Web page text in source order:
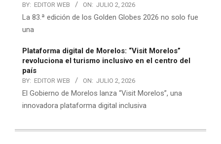
BY: EDITOR WEB ON: JULIO 2, 2026
La 83.ª edición de los Golden Globes 2026 no solo fue
una
Plataforma digital de Morelos: “Visit Morelos”
revoluciona el turismo inclusivo en el centro del
país
BY: EDITOR WEB ON: JULIO 2, 2026
El Gobierno de Morelos lanza “Visit Morelos”, una
innovadora plataforma digital inclusiva